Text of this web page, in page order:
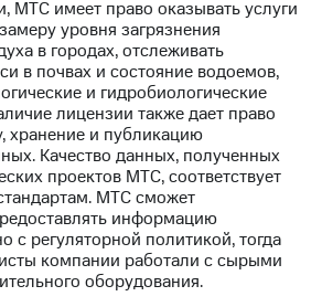
МТС имеет право оказывать услуги
уровня загрязнения
в городах, отслеживать
в почвах и состояние водоемов,
и гидробиологические
лицензии также дает право
хранение и публикацию
Качество данных, полученных
проектов МТС, соответствует
МТС сможет
информацию
с регуляторной политикой, тогда
компании работали с сырыми
оборудования.